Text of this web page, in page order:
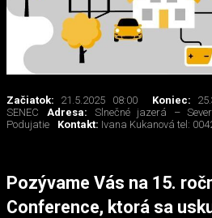
Začiatok: 21.5.2025 08:00 Koniec:
SENEC
Adresa: Slnečné jazerá –
Podujatie
Kontakt: Ivana Kukanová tel:
Pozývame Vás na 15.
Conference, ktorá sa